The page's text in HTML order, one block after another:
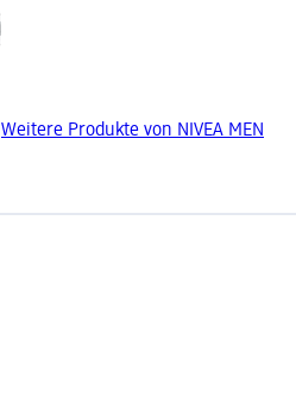
Weitere Produkte von NIVEA MEN